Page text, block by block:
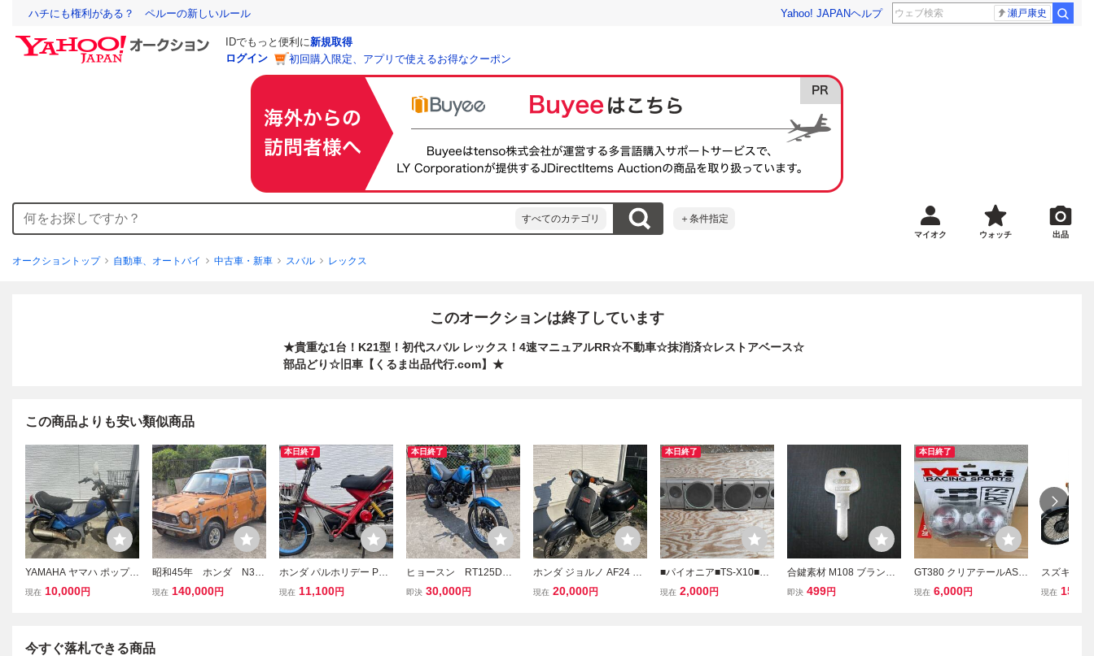
ハチにも権利がある？ ペルーの新しいルール Yahoo! JAPANヘルプ 瀬戸康史
IDでもっと便利に新規取得
ログイン
初回購入限定、アプリで使えるお得なクーポン
すべてのカテゴリ ＋条件指定
マイオク ウォッチ 出品
オークショントップ 自動車、オートバイ 中古車・新車 スバル レックス
このオークションは終了しています
★貴重な1台！K21型！初代スバル レックス！4速マニュアルRR☆不動車☆抹消済☆レストアベース☆
部品どり☆旧車【くるま出品代行.com】★
この商品よりも安い類似商品
YAMAHA ヤマハ ポップギ
ャル POPGAL レストアベ
現在 10,000円
昭和45年 ホンダ N360
書類付き 不動 レス
現在 140,000円
本日終了
ホンダ パルホリデー PZ5
0 鍵付きレストアベース
現在 11,100円
本日終了
ヒョースン RT125D
部品どりレストアベース
即決 30,000円
ホンダ ジョルノ AF24 原
付 50cc 旧車レストアベー
現在 20,000円
本日終了
■パイオニア■TS-X10■レ
ストアベース■旧車■当時
現在 2,000円
合鍵素材 M108 ブランク
キー スバル 旧車 ブラン
即決 499円
本日終了
GT380 クリアテールASS
Y ★MRS-IM-TSA02C★
現在 6,000円
スズキ ウ
トアベー
現在
今すぐ落札できる商品